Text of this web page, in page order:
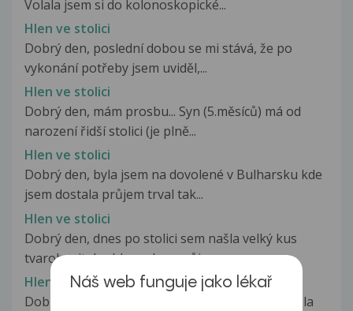
Volala jsem si do kolonoskopické...
Hlen ve stolici
Dobrý den, poslední dobou se mi stává, že po
vykonání potřeby jsem uviděl,...
Hlen ve stolici
Dobrý den, mám prosbu... Syn (5.měsíců) má od
narození řidší stolici (je plně...
Hlen ve stolici
Dobrý den, byla jsem na dovolené v Bulharsku kde
jsem dostala průjem trval tak...
Hlen ve stolici
Dobrý den, dnes po stolici sem našla velký kus
tvarohoviteho hlenu, bez průjmu....
Hlen ve stolici
Dobrý den,před dvěma dny jsem docela rychle šla
Náš web funguje jako lékař